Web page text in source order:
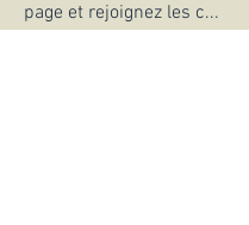
page et rejoignez les c...